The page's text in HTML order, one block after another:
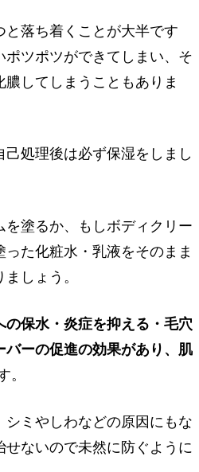
と落ち着くことが大半です
ポツポツができてしまい、そ
してしまうこともありま
処理後は必ず保湿をしまし
塗るか、もしボディクリー
た化粧水・乳液をそのまま
しょう。
保水・炎症を抑える・毛穴
バーの促進の効果があり、肌
。
シミやしわなどの原因にもな
せないので未然に防ぐように